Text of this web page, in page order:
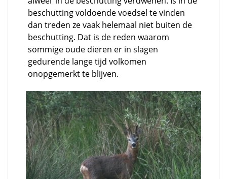
beschutting voldoende voedsel te vinden
dan treden ze vaak helemaal niet buiten de
beschutting. Dat is de reden waarom
sommige oude dieren er in slagen
gedurende lange tijd volkomen
onopgemerkt te blijven.